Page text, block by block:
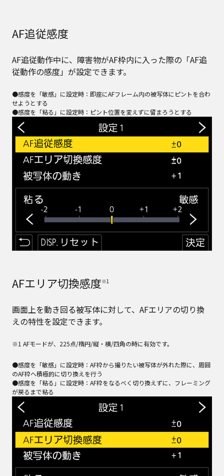
AF追従感度
AF追従動作中に、障害物がAF枠内に入った際の「AF追
従動作の感度」が設定できます。
●感度を「敏感」に設定時：即座にAFフレーム内の被写体にピントを合わ
せようとする
●感度を「粘る」に設定時：ピント位置を変えずに留まろうとする
AFエリア切換感度※1
画面上を動き回る被写体に対して、AFエリアの切り換
えの特性を設定できます。
※1 AFモードが、225点/楕円/縦・横/四角の時に有効です。
●感度を「敏感」に設定時：AF枠から撮りたい被写体が外れた際に、周囲
のAF枠へ積極的に切り換えを行う
●感度を「粘る」に設定時：AF枠をなるべく切り換えずに、フレーミング
が戻るまで粘る